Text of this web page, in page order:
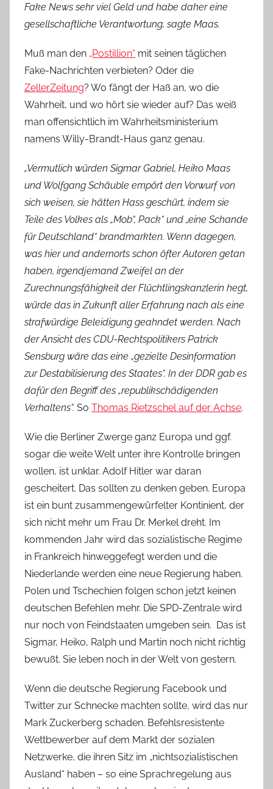
Fake News sehr viel Geld und habe daher eine
gesellschaftliche Verantwortung, sagte Maas.
Muß man den „Postillion“ mit seinen täglichen
Fake-Nachrichten verbieten? Oder die
ZellerZeitung? Wo fängt der Haß an, wo die
Wahrheit, und wo hört sie wieder auf? Das weiß
man offensichtlich im Wahrheitsministerium
namens Willy-Brandt-Haus ganz genau.
„Vermutlich würden Sigmar Gabriel, Heiko Maas
und Wolfgang Schäuble empört den Vorwurf von
sich weisen, sie hätten Hass geschürt, indem sie
Teile des Volkes als „Mob“, Pack“ und „eine Schande
für Deutschland“ brandmarkten. Wenn dagegen,
was hier und andernorts schon öfter Autoren getan
haben, irgendjemand Zweifel an der
Zurechnungsfähigkeit der Flüchtlingskanzlerin hegt,
würde das in Zukunft aller Erfahrung nach als eine
strafwürdige Beleidigung geahndet werden. Nach
der Ansicht des CDU-Rechtspolitikers Patrick
Sensburg wäre das eine „gezielte Desinformation
zur Destabilisierung des Staates“. In der DDR gab es
dafür den Begriff des „republikschädigenden
Verhaltens“. So Thomas Rietzschel auf der Achse.
Wie die Berliner Zwerge ganz Europa und ggf.
sogar die weite Welt unter ihre Kontrolle bringen
wollen, ist unklar. Adolf Hitler war daran
gescheitert. Das sollten zu denken geben. Europa
ist ein bunt zusammengewürfelter Kontinient, der
sich nicht mehr um Frau Dr. Merkel dreht. Im
kommenden Jahr wird das sozialistische Regime
in Frankreich hinweggefegt werden und die
Niederlande werden eine neue Regierung haben.
Polen und Tschechien folgen schon jetzt keinen
deutschen Befehlen mehr. Die SPD-Zentrale wird
nur noch von Feindstaaten umgeben sein. Das ist
Sigmar, Heiko, Ralph und Martin noch nicht richtig
bewußt. Sie leben noch in der Welt von gestern.
Wenn die deutsche Regierung Facebook und
Twitter zur Schnecke machten sollte, wird das nur
Mark Zuckerberg schaden. Befehlsresistente
Wettbewerber auf dem Markt der sozialen
Netzwerke, die ihren Sitz im „nichtsozialistischen
Ausland“ haben – so eine Sprachregelung aus